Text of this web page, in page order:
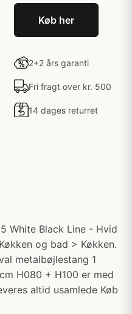
Køb her
2+2 års garanti
Fri fragt over kr. 500
14 dages returret
White Black Line - Hvid
og bad > Køkken.
metalbøjlestang 1
H080 + H100 er med
altid usamlede Køb